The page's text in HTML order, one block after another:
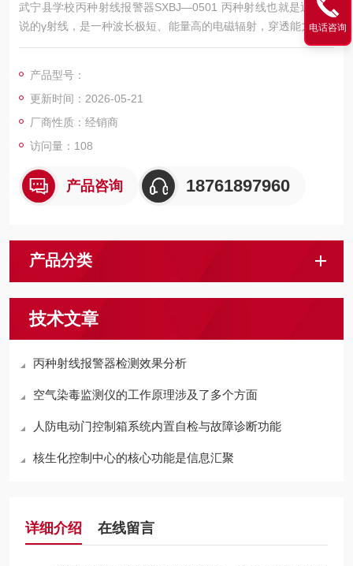
武宁县学校丙种射线报警器SXBJ—0501 丙种射线也就是通常所
说的γ射线，是一种波长极短、能量高的电磁辐射，穿透能力远强
于α射线和β射线，能够穿透几厘米厚的铅板，对人体组织和生物
变、细胞坏死甚至癌症等严重健康损伤。丙种射线报警器，又常
称γ射线报警器，是专门用于监测环境中丙种射线辐射水平
产品型号：
更新时间：2026-05-21
厂商性质：经销商
访问量：108
产品咨询 18761897960
产品分类
技术文章
丙种射线报警器检测效果分析
空气染毒监测仪的工作原理涉及了多个方面
人防电动门控制箱系统内置自检与故障诊断功能
核生化控制中心的核心功能是信息汇聚
详细介绍 在线留言
电话咨询